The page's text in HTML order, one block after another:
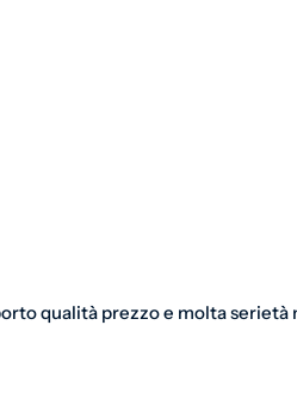
qualità prezzo e molta